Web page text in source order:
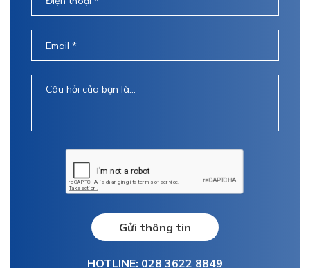
Gửi thông tin
HOTLINE: 028 3622 8849